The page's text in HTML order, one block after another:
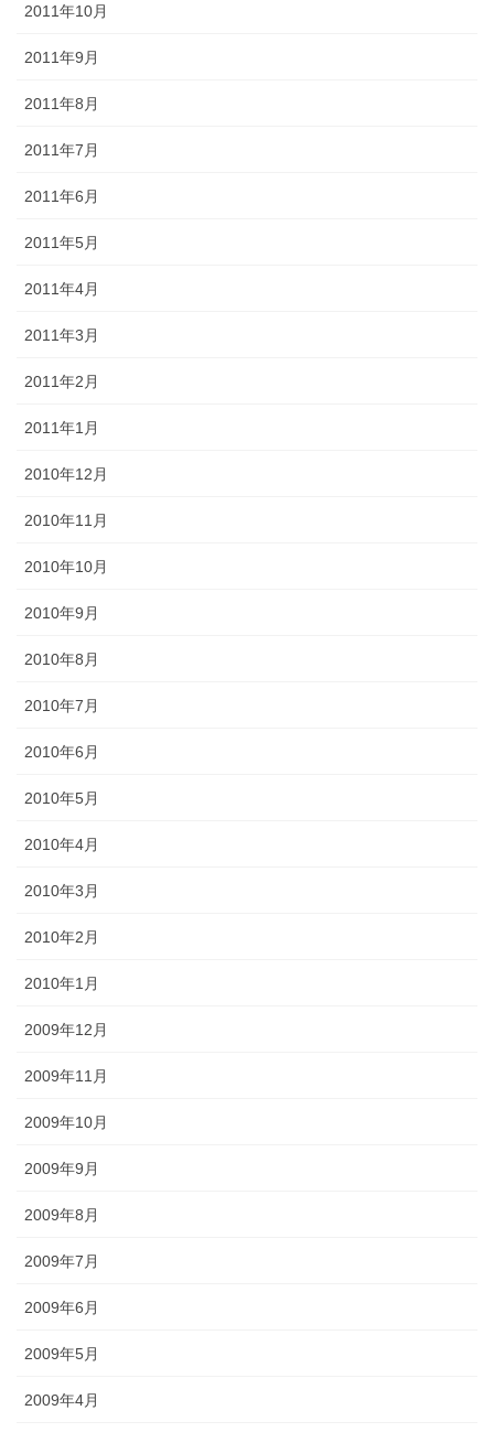
2011年10月
2011年9月
2011年8月
2011年7月
2011年6月
2011年5月
2011年4月
2011年3月
2011年2月
2011年1月
2010年12月
2010年11月
2010年10月
2010年9月
2010年8月
2010年7月
2010年6月
2010年5月
2010年4月
2010年3月
2010年2月
2010年1月
2009年12月
2009年11月
2009年10月
2009年9月
2009年8月
2009年7月
2009年6月
2009年5月
2009年4月